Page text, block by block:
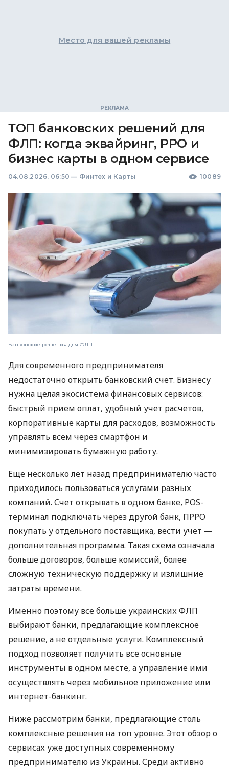
Место для вашей рекламы
ТОП банковских решений для
ФЛП: когда эквайринг, РРО и
бизнес карты в одном сервисе
04.08.2026, 06:50 — Финтех и Карты 10089
Банковские решения для ФЛП
Для современного предпринимателя
недостаточно открыть банковский счет. Бизнесу
нужна целая экосистема финансовых сервисов:
быстрый прием оплат, удобный учет расчетов,
корпоративные карты для расходов, возможность
управлять всем через смартфон и
минимизировать бумажную работу.
Еще несколько лет назад предпринимателю часто
приходилось пользоваться услугами разных
компаний. Счет открывать в одном банке, POS-
терминал подключать через другой банк, ПРРО
покупать у отдельного поставщика, вести учет —
дополнительная программа. Такая схема означала
больше договоров, больше комиссий, более
сложную техническую поддержку и излишние
затраты времени.
Именно поэтому все больше украинских ФЛП
выбирают банки, предлагающие комплексное
решение, а не отдельные услуги. Комплексный
подход позволяет получить все основные
инструменты в одном месте, а управление ими
осуществлять через мобильное приложение или
интернет-банкинг.
Ниже рассмотрим банки, предлагающие столь
комплексные решения на топ уровне. Этот обзор о
сервисах уже доступных современному
предпринимателю из Украины. Среди активно